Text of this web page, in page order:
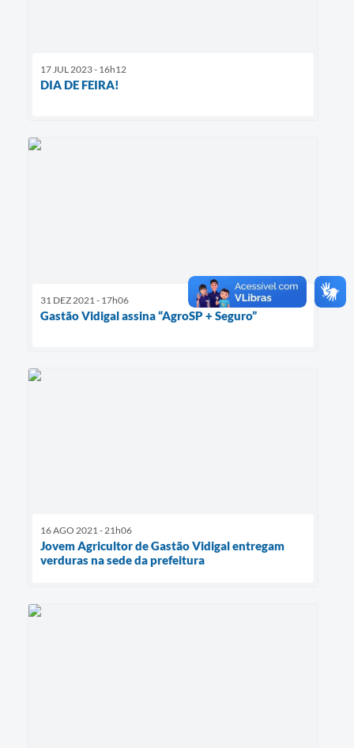
17 JUL 2023 - 16h12
DIA DE FEIRA!
31 DEZ 2021 - 17h06
Gastão Vidigal assina “AgroSP + Seguro”
16 AGO 2021 - 21h06
Jovem Agricultor de Gastão Vidigal entregam
verduras na sede da prefeitura